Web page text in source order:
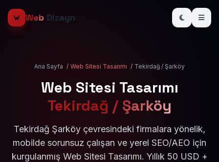
Web Dizayn
Ana Sayfa / Web Sitesi Tasarımı / Tekirdağ / Şarköy
Web Sitesi Tasarımı
Tekirdağ / Şarköy
Tekirdağ Şarköy çevresindeki firmalara yönelik,
mobilde sorunsuz çalışan ve yerel SEO/AEO için
kurgulanmış Web Sitesi Tasarımı. Yıllık 50 USD +